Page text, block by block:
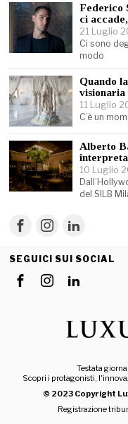
Federico
ci
21 Luglio
Ci sono
modo
Quando
11 Luglio
C’è un
Alberto
10 Luglio
del SILB
SEGUICI SUI SOCIAL
Testata
Scopri i protagonisti,
© 2023 Copyright
Registrazione